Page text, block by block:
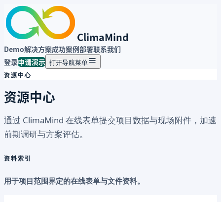
ClimaMind
Demo解决方案成功案例部署联系我们
登录申请演示 打开导航菜单
资源中心
资源中心
通过 ClimaMind 在线表单提交项目数据与现场附件，加速
前期调研与方案评估。
资料索引
用于项目范围界定的在线表单与文件资料。